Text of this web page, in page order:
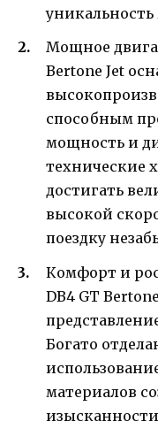
уникальность
Мощное
Bertone Jet
способным
мощность и
технические
достигать
высокой
поездку
Комфорт и
DB4 GT
Богато
материалов